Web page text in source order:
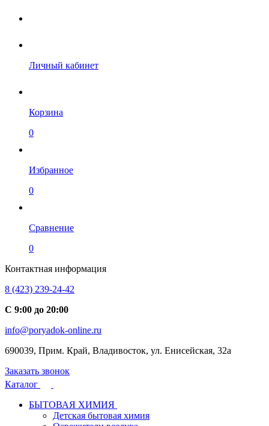
Личный кабинет
Корзина
0
Избранное
0
Сравнение
0
Контактная информация
8 (423) 239-24-42
С 9:00 до 20:00
info@poryadok-online.ru
690039, Прим. Край, Владивосток, ул. Енисейская, 32а
Заказать звонок
Каталог
БЫТОВАЯ ХИМИЯ
Детская бытовая химия